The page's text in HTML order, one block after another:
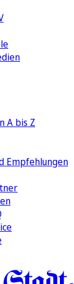
A bis Z
Empfehlungen